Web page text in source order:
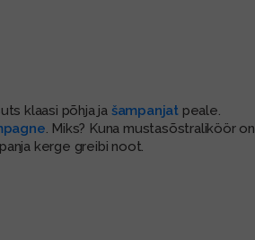
klaasi põhja ja šampanjat peale.
. Miks? Kuna mustasõstraliköör on
kerge greibi noot.